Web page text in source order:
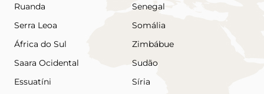
Ruanda
Senegal
Serra Leoa
Somália
África do Sul
Zimbábue
Saara Ocidental
Sudão
Essuatíni
Síria